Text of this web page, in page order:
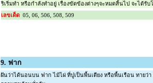
ริเริ่มทำ หรือกำลังทำอยู่ เรื่องขัดข้องต่างๆจะหมดสิ้นไป จะได้รับ
เลขเด็ด 05, 06, 506, 508, 509
9. ฟาก
ฝันว่าได้นอนบน ฟาก ไม้ไผ่ ที่ปูเป็นพื้นเตียง หรือพื้นเรือน ทายว่